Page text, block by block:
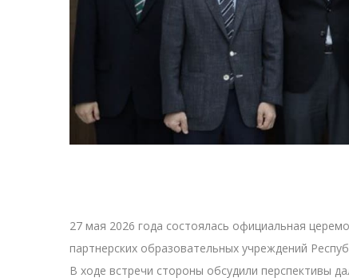
27 мая 2026 года состоялась официальная
партнерских образовательных учреждений
В ходе встречи стороны обсудили перспективы